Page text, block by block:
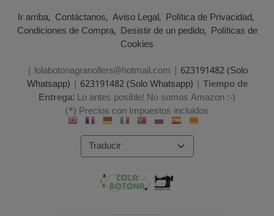
Ir arriba Contáctanos Aviso Legal Política de Privacidad
Condiciones de Compra Desistir de un pedido Políticas de
Cookies
| lolabotonagranollers@hotmail.com | 623191482 (Solo
Whatsapp) | 623191482 (Solo Whatsapp) | Tiempo de
Entrega:Lo antes posible! No somos Amazon :-)
(*) Precios con Impuestos incluidos